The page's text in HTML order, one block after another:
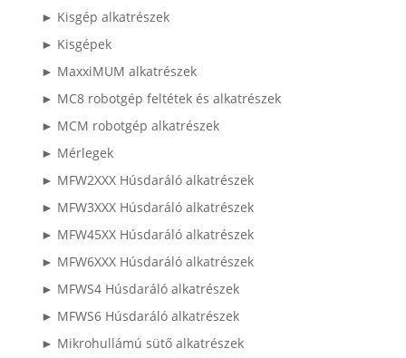
► Kisgép alkatrészek
► Kisgépek
► MaxxiMUM alkatrészek
► MC8 robotgép feltétek és alkatrészek
► MCM robotgép alkatrészek
► Mérlegek
► MFW2XXX Húsdaráló alkatrészek
► MFW3XXX Húsdaráló alkatrészek
► MFW45XX Húsdaráló alkatrészek
► MFW6XXX Húsdaráló alkatrészek
► MFWS4 Húsdaráló alkatrészek
► MFWS6 Húsdaráló alkatrészek
► Mikrohullámú sütő alkatrészek